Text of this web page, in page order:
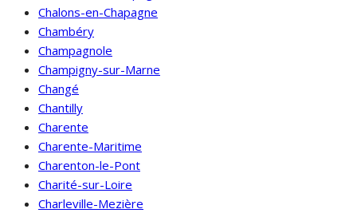
Chalons-en-Chapagne
Chambéry
Champagnole
Champigny-sur-Marne
Changé
Chantilly
Charente
Charente-Maritime
Charenton-le-Pont
Charité-sur-Loire
Charleville-Mezière